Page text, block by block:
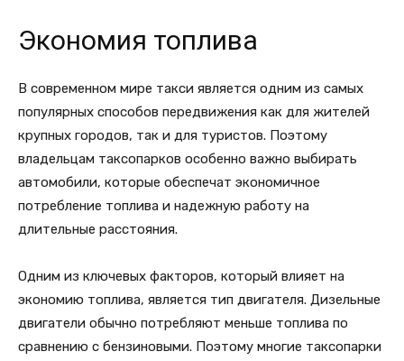
Экономия топлива
В современном мире такси является одним из самых
популярных способов передвижения как для жителей
крупных городов, так и для туристов. Поэтому
владельцам таксопарков особенно важно выбирать
автомобили, которые обеспечат экономичное
потребление топлива и надежную работу на
длительные расстояния.
Одним из ключевых факторов, который влияет на
экономию топлива, является тип двигателя. Дизельные
двигатели обычно потребляют меньше топлива по
сравнению с бензиновыми. Поэтому многие таксопарки